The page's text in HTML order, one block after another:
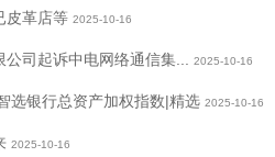
皮革店等 2025-10-16
公司起诉中电网络通信集... 2025-10-16
选银行总资产加权指数|精选 2025-10-16
2025-10-16